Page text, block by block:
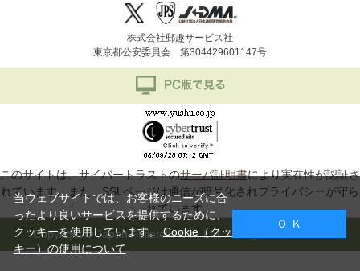
株式会社郵趣サービス社
東京都公安委員会 第304429601147号
このサイトは、サイバートラストのサーバ証明書により実在性が認証さ
れています。また、SSLページは通信が暗号化されプライバシーが守ら
れています。
Copyright © Japan Philatelic Co., Ltd. All Rights Reserved.
当ウェブサイトでは、お客様のニーズに合
ったより良いサービスを提供するために、
クッキーを使用しています。Cookie（クッ
キー）の使用について
Ｏ Ｋ